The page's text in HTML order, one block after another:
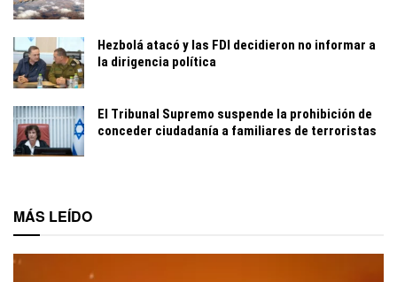
Hezbolá atacó y las FDI decidieron no informar a
la dirigencia política
El Tribunal Supremo suspende la prohibición de
conceder ciudadanía a familiares de terroristas
MÁS LEÍDO